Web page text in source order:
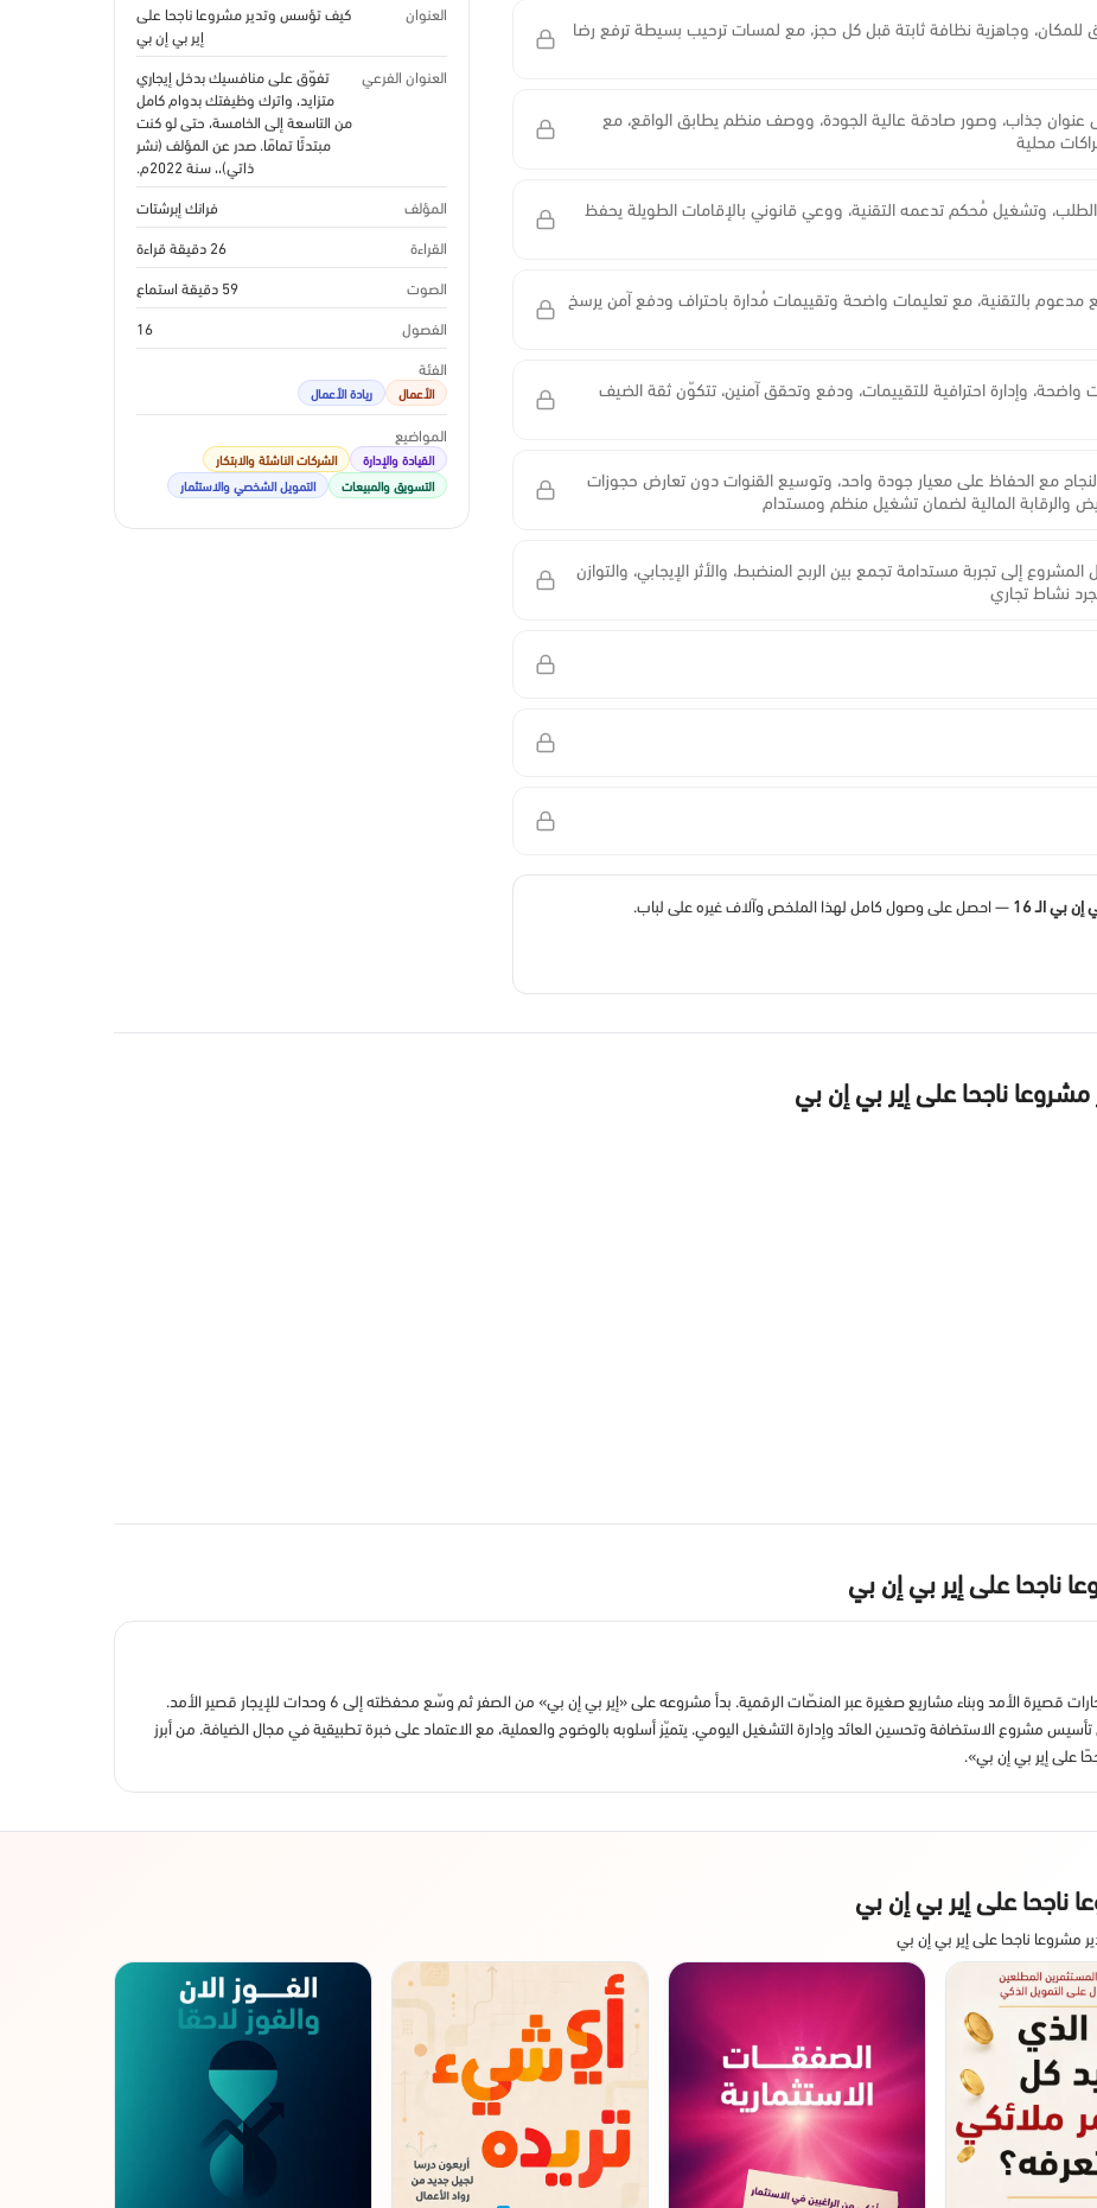
وجاهزية نظافة ثابتة قبل كل حجز، مع لمسات ترحيب بسيطة ترفع رضا
عنوان جذاب، وصور صادقة عالية الجودة، ووصف منظم يطابق الواقع، مع
محلية
وتشغيل مُحكم تدعمه التقنية، ووعي قانوني بالإقامات الطويلة يحفظ
بالتقنية، مع تعليمات واضحة وتقييمات مُدارة باحتراف ودفع آمن يرسخ
وإدارة احترافية للتقييمات، ودفع وتحقق آمنين، تتكوّن ثقة الضيف
مع الحفاظ على معيار جودة واحد، وتوسيع القنوات دون تعارض حجوزات
والرقابة المالية لضمان تشغيل منظم ومستدام
إلى تجربة مستدامة تجمع بين الربح المنضبط، والأثر الإيجابي، والتوازن
نشاط تجاري
بي الـ 16 — احصل على وصول كامل لهذا الملخص وآلاف غيره على لباب.
العنوان
كيف تؤسس وتدير مشروعا ناجحا على
إير بي إن بي
العنوان الفرعي
تفوّق على منافسيك بدخل إيجاري
متزايد، واترك وظيفتك بدوام كامل
من التاسعة إلى الخامسة، حتى لو كنت
مبتدئًا تمامًا. صدر عن المؤلف (نشر
ذاتي)،، سنة 2022م.
المؤلف
فرانك إبرشتات
القراءة
26 دقيقة قراءة
الصوت
59 دقيقة استماع
الفصول
16
الفئة
الأعمال ريادة الأعمال
المواضيع
القيادة والإدارة
الشركات الناشئة والابتكار
التسويق والمبيعات
التمويل الشخصي والاستثمار
ناجحا على إير بي إن بي
على إير بي إن بي
فرانك إيبرستادت كاتب ورائد أعمال يهتم بالإيجارات قصيرة الأمد وبناء مشاريع صغيرة عبر المنصّات الرقمية. بدأ مشروعه على «إير بي إن بي» من الصفر ثم وسّع محفظته إلى 6 وحدات للإيجار قصير الأمد.
مشروع الاستضافة وتحسين العائد وإدارة التشغيل اليومي. يتميّز أسلوبه بالوضوح والعملية، مع الاعتماد على خبرة تطبيقية في مجال الضيافة. من أبرز
على إير بي إن بي».
على إير بي إن بي
ناجحا على إير بي إن بي